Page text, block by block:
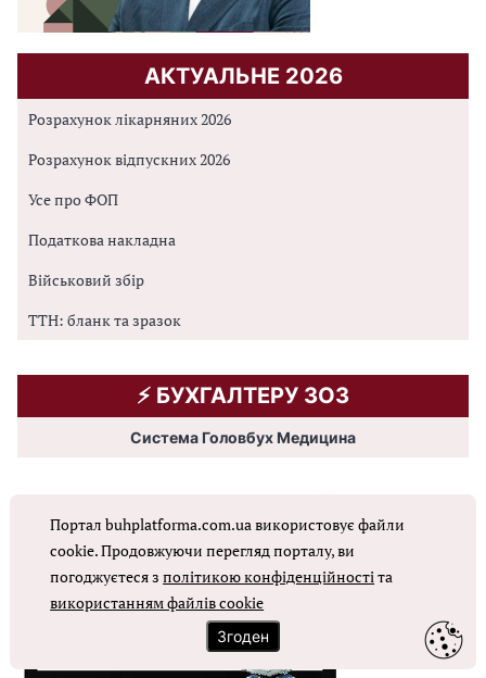
АКТУАЛЬНЕ 2026
Розрахунок лікарняних 2026
Розрахунок відпускних 2026
Усе про ФОП
Податкова накладна
Військовий збір
ТТН: бланк та зразок
⚡️ БУХГАЛТЕРУ ЗОЗ
Система Головбух Медицина
Портал buhplatforma.com.ua використовує файли
cookie. Продовжуючи перегляд порталу, ви
погоджуєтеся зполітикою конфіденційностіта
використанням файлів cookie
Згоден